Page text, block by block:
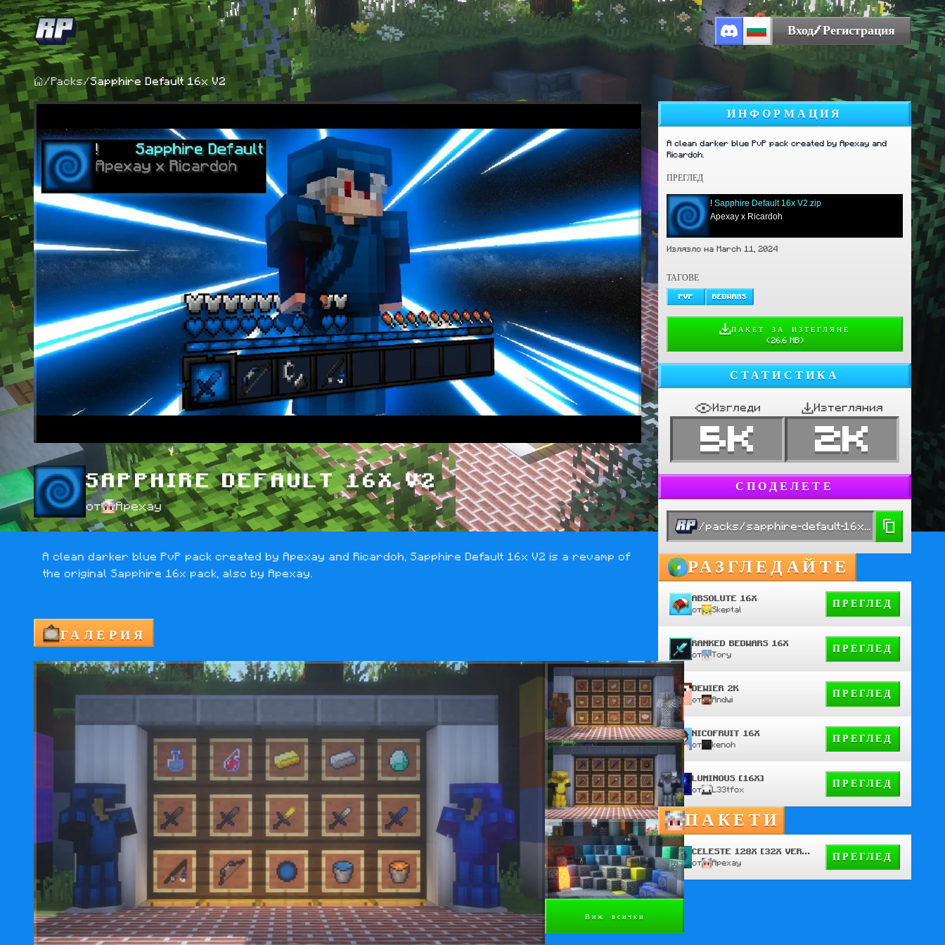
Вход/Регистрация
/ Packs/Sapphire Default 16x V2
SAPPHIRE DEFAULT 16X V2
от Apexay
A clean darker blue PvP pack created by Apexay and Ricardoh, Sapphire Default 16x V2 is a revamp of
the original Sapphire 16x pack, also by Apexay.
ГАЛЕРИЯ
Виж всички
ИНФОРМАЦИЯ
A clean darker blue PvP pack created by Apexay and
Ricardoh.
ПРЕГЛЕД
! Sapphire Default 16x V2.zip
Apexay x Ricardoh
Излязло на March 11, 2024
ТАГОВЕ
PVP BEDWARS
ПАКЕТ ЗА ИЗТЕГЛЯНЕ
(26.6 MB)
СТАТИСТИКА
Изгледи
5K
Изтегляния
2K
СПОДЕЛЕТЕ
РАЗГЛЕДАЙТЕ
ABSOLUTE 16X
от Skeptal
ПРЕГЛЕД
RANKED BEDWARS 16X
от Tory
ПРЕГЛЕД
DEWIER 2K
от Andwi
ПРЕГЛЕД
NICOFRUIT 16X
от kenoh
ПРЕГЛЕД
LUMINOUS [16X]
от L33tfox
ПРЕГЛЕД
ПАКЕТИ
CELESTE 128X [32X VERSION]
от Apexay
ПРЕГЛЕД